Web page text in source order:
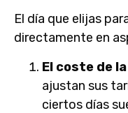
El día que elijas
directamente en
El coste de
ajustan sus
ciertos días